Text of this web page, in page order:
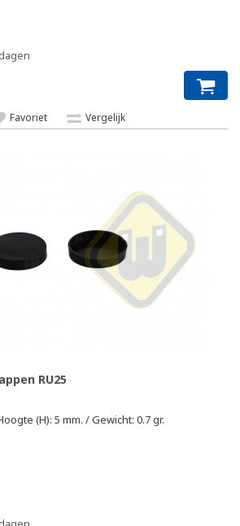
Favoriet Vergelijk
RU25
(H): 5 mm. / Gewicht: 0.7 gr.